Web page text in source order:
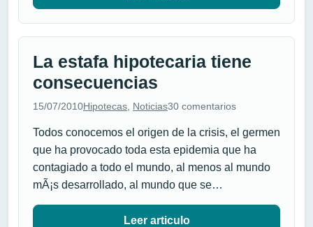
La estafa hipotecaria tiene
consecuencias
15/07/2010Hipotecas Noticias30 comentarios
Todos conocemos el origen de la crisis, el germen
que ha provocado toda esta epidemia que ha
contagiado a todo el mundo, al menos al mundo
mÃ¡s desarrollado, al mundo que se…
Leer articulo